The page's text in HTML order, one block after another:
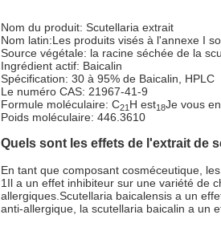
Nom du produit: Scutellaria extrait
Nom latin:Les produits visés à l'annexe I
Source végétale: la racine séchée de la
Ingrédient actif: Baicalin
Spécification: 30 à 95% de Baicalin, HPLC
Le numéro CAS: 21967-41-9
Formule moléculaire: C21 H est18Je vous
Poids moléculaire: 446.3610
Quels sont les effets de l'extrait de
En tant que composant cosméceutique,
1Il a un effet inhibiteur sur une variété de
allergiques.Scutellaria baicalensis a un
anti-allergique, la scutellaria baicalin a un